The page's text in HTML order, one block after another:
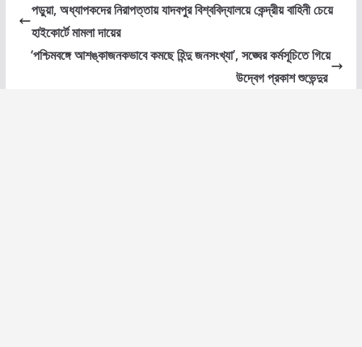
পড়ুয়া, অধ্যাপকদের নিরাপত্তায় যাদবপুর বিশ্ববিদ্যালয়ে কেন্দ্রীয় বাহিনী চেয়ে
হাইকোর্টে মামলা দায়ের
‘পশ্চিমবঙ্গে আশঙ্কাজনকভাবে কমছে হিন্দু জনসংখ্যা’, সঙ্ঘের কর্মসূচিতে গিয়ে
উদ্বেগ প্রকাশ শুভেন্দুর